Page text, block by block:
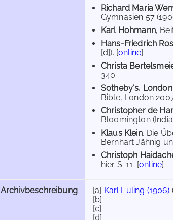
Richard Maria
Gymnasien 57
Karl Hohmann,
Hans-Friedrich
[d]). [online]
Christa
340.
Sotheby's, London
Bible, London
Christopher de
Bloomington
Klaus Klein, Die
Bernhart Jähnig
Christoph
hier S. 11. [online]
Archivbeschreibung [a] Karl Euling (1906)
[b] ---
[c] ---
[d] ---